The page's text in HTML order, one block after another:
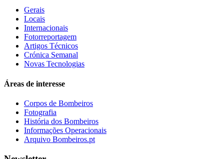
Gerais
Locais
Internacionais
Fotorreportagem
Artigos Técnicos
Crónica Semanal
Novas Tecnologias
Áreas de interesse
Corpos de Bombeiros
Fotografia
História dos Bombeiros
Informações Operacionais
Arquivo Bombeiros.pt